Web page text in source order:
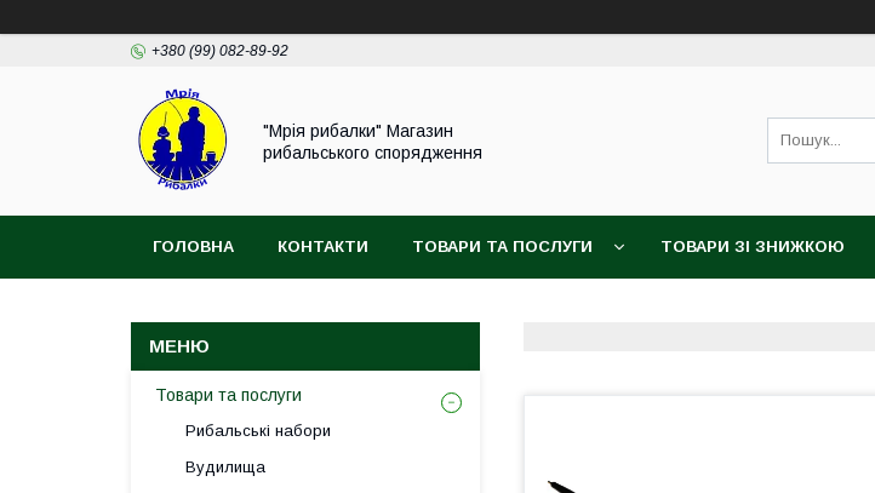
+380 (99) 082-89-92
"Мрія рибалки" Магазин
рибальського спорядження
ГОЛОВНА КОНТАКТИ ТОВАРИ ТА ПОСЛУГИ ТОВАРИ ЗІ ЗНИЖКОЮ
Товари та послуги
Рибальські набори
Вудилища